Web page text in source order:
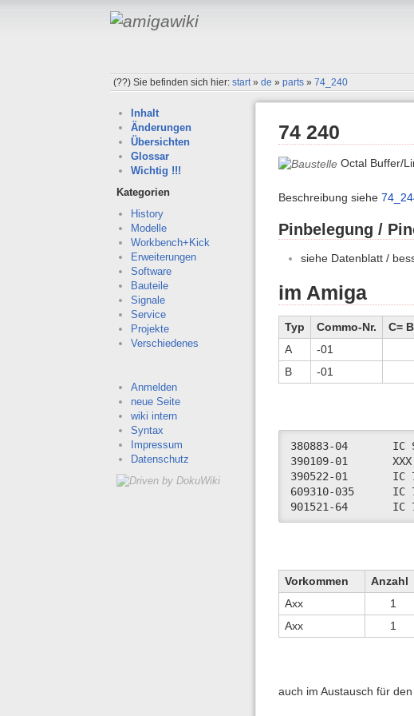
(??)Sie befinden sich hier:start»de »parts »74_240
Inhalt
Änderungen
Übersichten
Glossar
Wichtig !!!
Kategorien
History
Modelle
Workbench+Kick
Erweiterungen
Software
Bauteile
Signale
Service
Projekte
Verschiedenes
Anmelden
neue Seite
wiki intern
Syntax
Impressum
Datenschutz
74 240
Octal Buffer/
Beschreibung siehe
Pinbelegung /
siehe Datenblatt /
im Amiga
Typ Commo-Nr. C=
A
-01
B
-01
380883-04	IC SMD 74 LS 240	PCB SER/PAR     PC-40
390109-01	XXX IC 74 F 240     *	N.MEHR LIEF.  PC40(3)
390522-01	IC 74 ALS 240	PC-60(3)
609310-035	IC 74 F 240	DT386/486-25
Vorkommen Anzahl
Axx
1
Axx
1
auch im Austausch für